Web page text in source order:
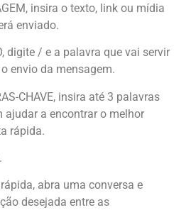
insira o texto, link ou mídia
enviado.
digite / e a palavra que vai servir
envio da mensagem.
CHAVE, insira até 3 palavras
ajudar a encontrar o melhor
rápida.
abra uma conversa e
desejada entre as